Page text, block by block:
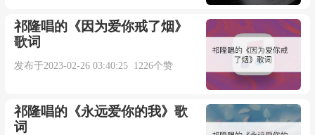
作曲：陈少卿@TNK、Boomfisher@TNK
祁隆唱的《因为爱你戒了烟》
歌词
发布于2023-02-26 03:40:25 1226个赞
祁隆唱的《永远爱你的我》歌
词